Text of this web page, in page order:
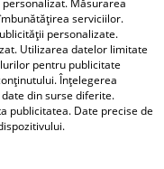
în metastază”.
Pușcău, mesaj
de pe patul
Ce au
o medicii
Măsurarea
serviciilor.
personalizate.
Utilizarea datelor limitate
pentru publicitate
Înțelegerea
din surse diferite.
publicitatea. Date precise de